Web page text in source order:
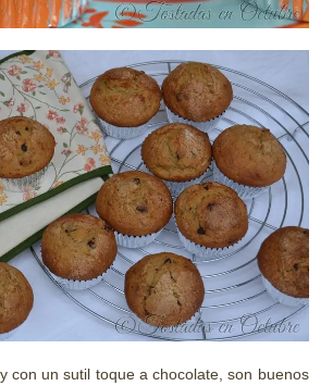
con un sutil toque a chocolate, son buenos